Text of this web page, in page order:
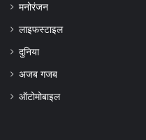
मनोरंजन
लाइफस्टाइल
दुनिया
अजब गजब
ऑटोमोबाइल